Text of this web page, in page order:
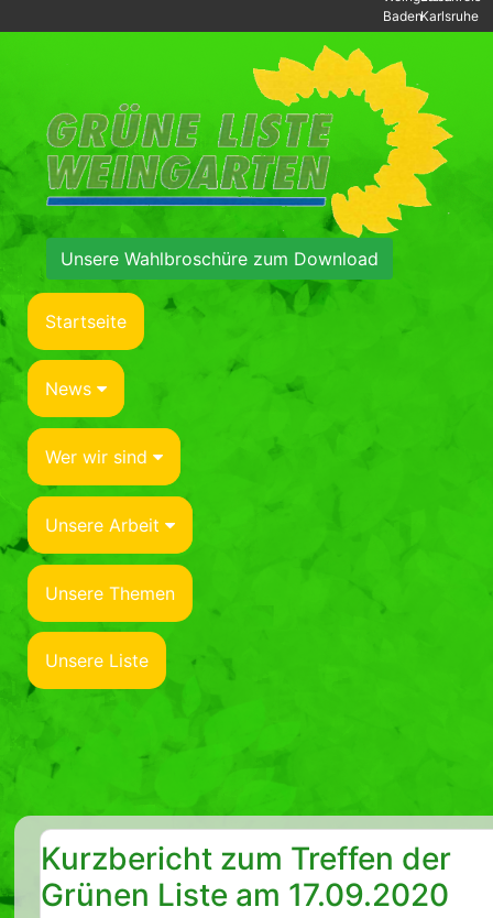
BadenKarlsruhe
Unsere Wahlbroschüre zum Download
Startseite
News
Wer wir sind
Unsere Arbeit
Unsere Themen
Unsere Liste
Kurzbericht zum Treffen der
Grünen Liste am 17.09.2020